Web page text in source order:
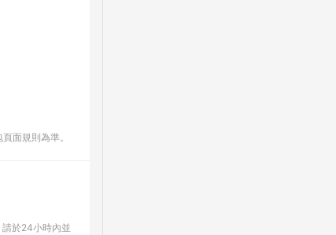
面規則為準。
於24小時內並